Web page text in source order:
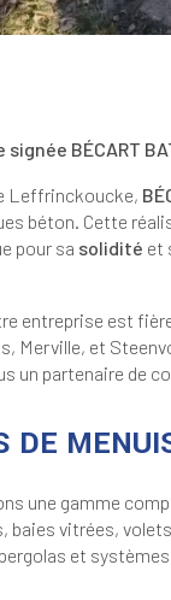
BÉCART
Leffrinckoucke,
béton. Cette
pour sa solidité et
entreprise est
Merville, et
un partenaire de
DE
une gamme
vitrées,
et